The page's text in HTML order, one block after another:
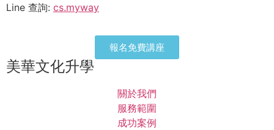
Line 查詢: cs.myway
報名免費講座
美華文化升學
關於我們
服務範圍
成功案例